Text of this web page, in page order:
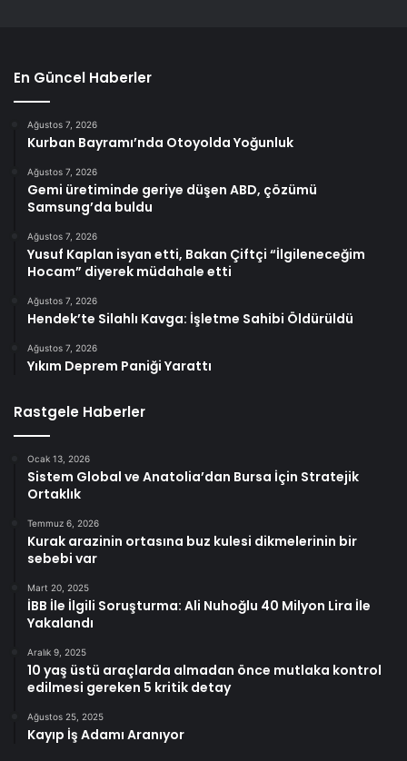
En Güncel Haberler
Ağustos 7, 2026
Kurban Bayramı’nda Otoyolda Yoğunluk
Ağustos 7, 2026
Gemi üretiminde geriye düşen ABD, çözümü
Samsung’da buldu
Ağustos 7, 2026
Yusuf Kaplan isyan etti, Bakan Çiftçi “İlgileneceğim
Hocam” diyerek müdahale etti
Ağustos 7, 2026
Hendek’te Silahlı Kavga: İşletme Sahibi Öldürüldü
Ağustos 7, 2026
Yıkım Deprem Paniği Yarattı
Rastgele Haberler
Ocak 13, 2026
Sistem Global ve Anatolia’dan Bursa İçin Stratejik
Ortaklık
Temmuz 6, 2026
Kurak arazinin ortasına buz kulesi dikmelerinin bir
sebebi var
Mart 20, 2025
İBB İle İlgili Soruşturma: Ali Nuhoğlu 40 Milyon Lira İle
Yakalandı
Aralık 9, 2025
10 yaş üstü araçlarda almadan önce mutlaka kontrol
edilmesi gereken 5 kritik detay
Ağustos 25, 2025
Kayıp İş Adamı Aranıyor